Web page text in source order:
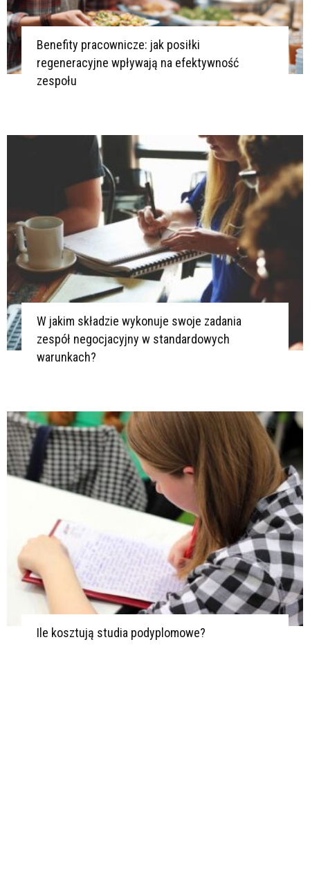
Benefity pracownicze: jak posiłki
regeneracyjne wpływają na efektywność
zespołu
W jakim składzie wykonuje swoje zadania
zespół negocjacyjny w standardowych
warunkach?
Ile kosztują studia podyplomowe?